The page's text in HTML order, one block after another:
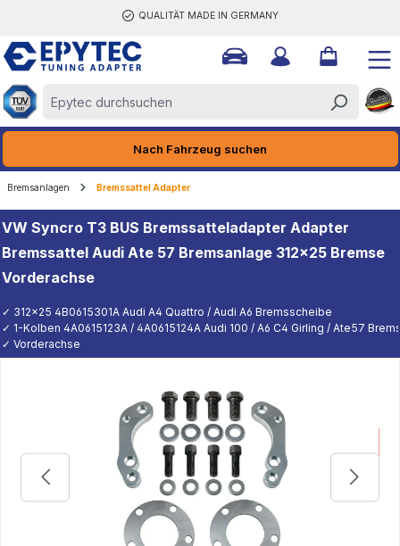
QUALITÄT MADE IN GERMANY
Nach Fahrzeug suchen
Bremsanlagen Bremssattel Adapter
VW Syncro T3 BUS Bremssatteladapter Adapter
Bremssattel Audi Ate 57 Bremsanlage 312x25 Bremse
Vorderachse
✓ 312x25 4B0615301A Audi A4 Quattro / Audi A6 Bremsscheibe
✓ 1-Kolben 4A0615123A / 4A0615124A Audi 100 / A6 C4 Girling / Ate57
✓ Vorderachse